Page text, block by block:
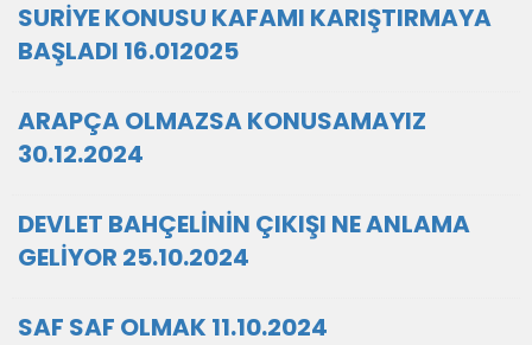
SURİYE KONUSU KAFAMI KARIŞTIRMAYA
BAŞLADI 16.012025
ARAPÇA OLMAZSA KONUSAMAYIZ
30.12.2024
DEVLET BAHÇELİNİN ÇIKIŞI NE ANLAMA
GELİYOR 25.10.2024
SAF SAF OLMAK 11.10.2024